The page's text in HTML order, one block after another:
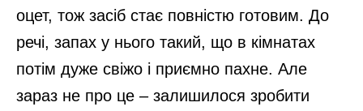
оцет, тож засіб стає повністю готовим. До
речі, запах у нього такий, що в кімнатах
потім дуже свіжо і приємно пахне. Але
зараз не про це – залишилося зробити